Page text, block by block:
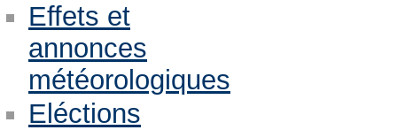
Effets et
annonces
météorologiques
Eléctions